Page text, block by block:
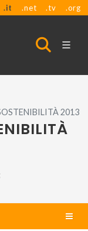
.it .net .tv .org
2013